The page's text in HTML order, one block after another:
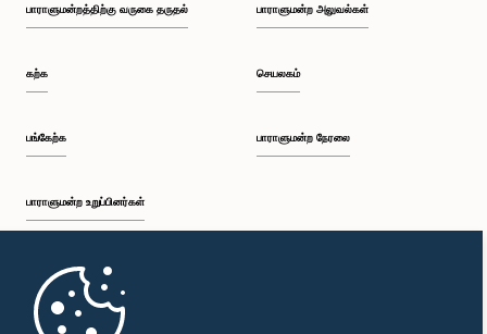
பாராளுமன்றத்திற்கு வருகை தருதல்
கற்க
பங்கேற்க
பாராளுமன்ற உறுப்பினர்கள்
முதற்பக்கம்
பாராளுமன்ற அலுவல்கள்
செயலகம்
பாராளுமன்ற நேரலை